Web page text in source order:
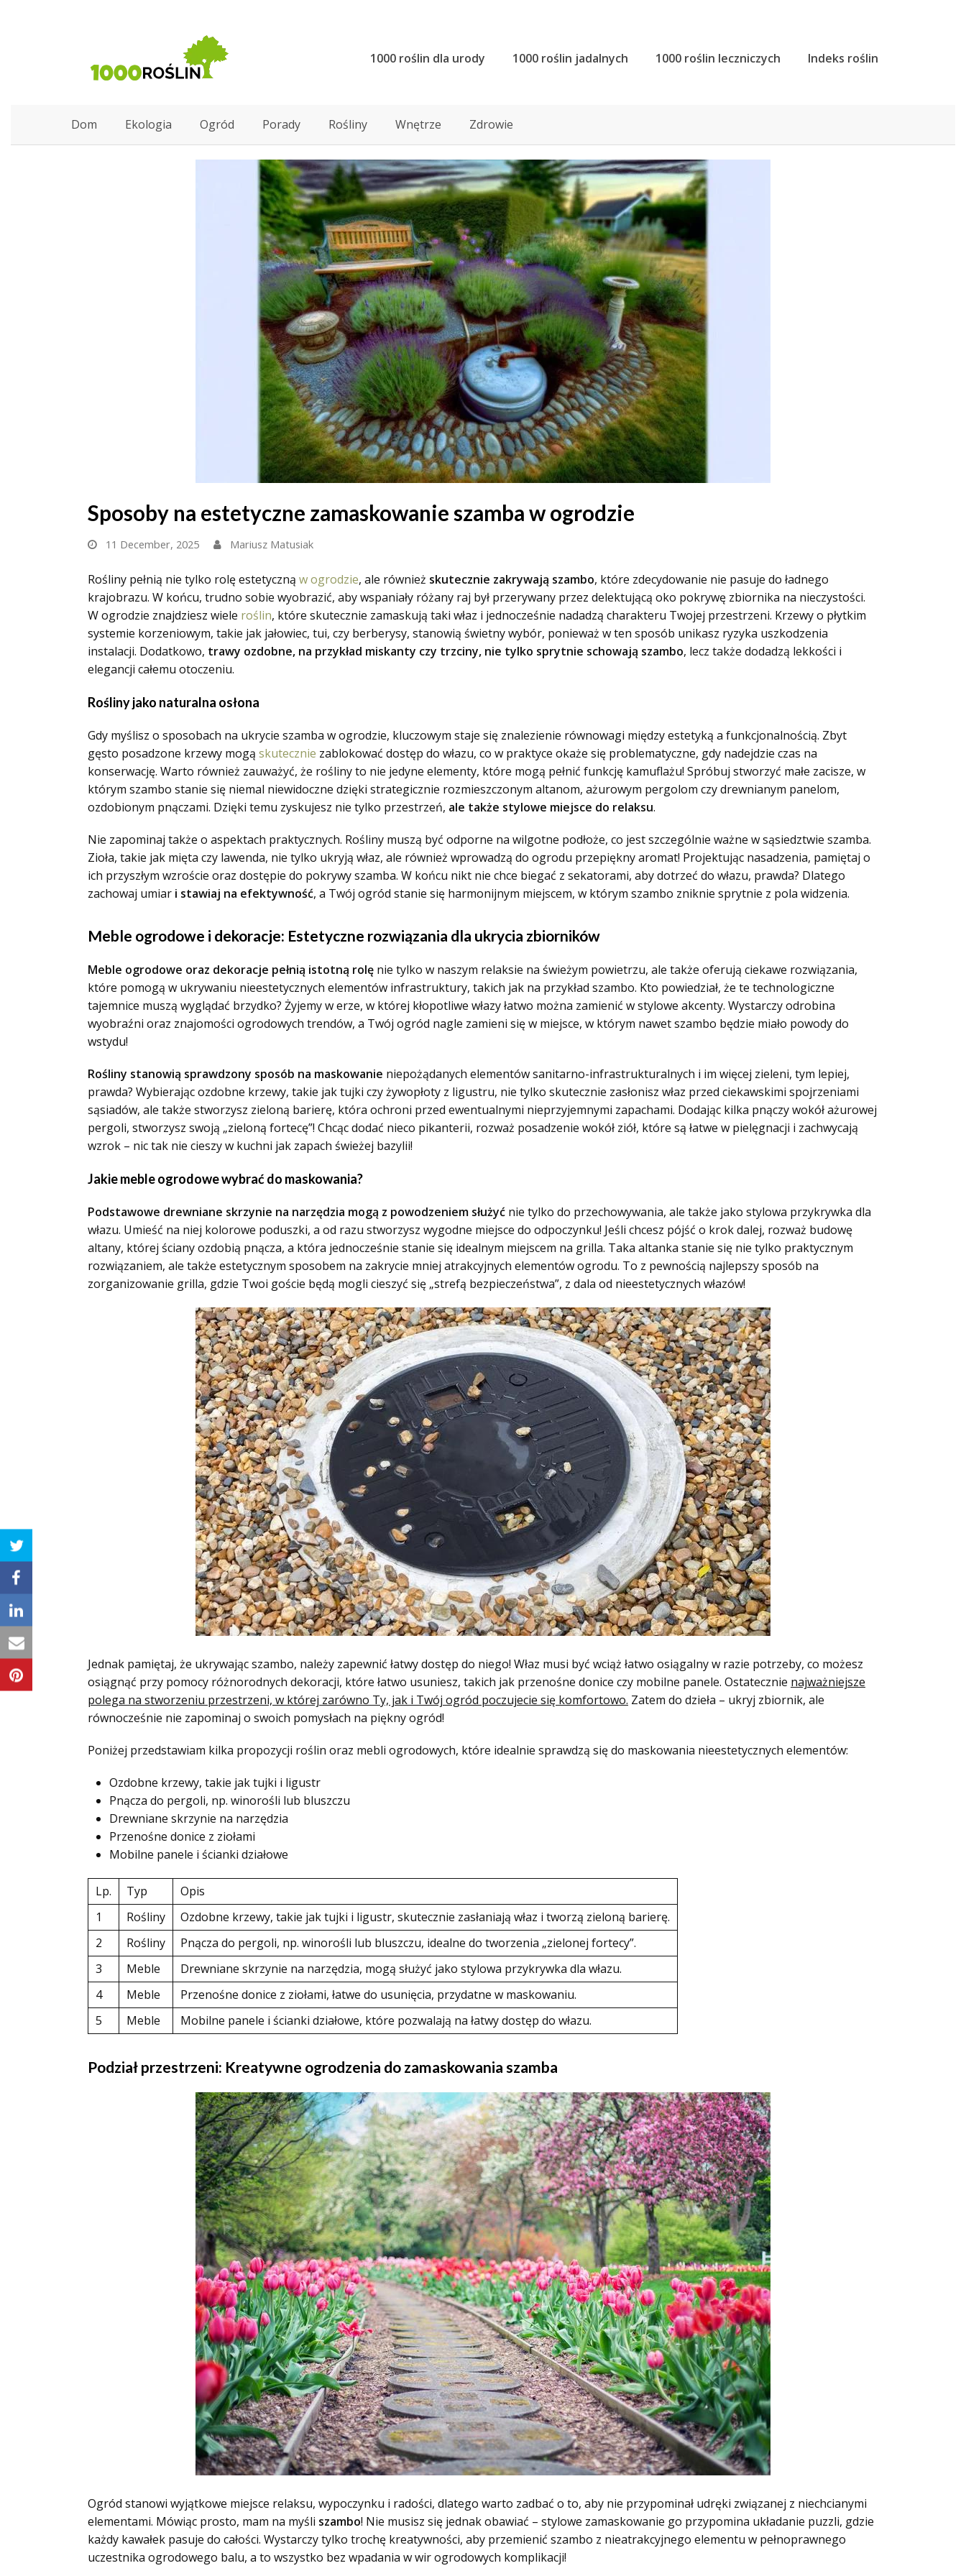
1000 roślin dla urody 1000 roślin jadalnych 1000 roślin leczniczych Indeks roślin
Dom Ekologia Ogród Porady Rośliny Wnętrze Zdrowie
Sposoby na estetyczne zamaskowanie szamba w ogrodzie
11 December, 2025 Mariusz Matusiak
Rośliny pełnią nie tylko rolę estetyczną w ogrodzie, ale również skutecznie zakrywają szambo, które zdecydowanie nie pasuje do ładnego
krajobrazu. W końcu, trudno sobie wyobrazić, aby wspaniały różany raj był przerywany przez delektującą oko pokrywę zbiornika na nieczystości.
W ogrodzie znajdziesz wiele roślin, które skutecznie zamaskują taki właz i jednocześnie nadadzą charakteru Twojej przestrzeni. Krzewy o płytkim
systemie korzeniowym, takie jak jałowiec, tui, czy berberysy, stanowią świetny wybór, ponieważ w ten sposób unikasz ryzyka uszkodzenia
instalacji. Dodatkowo, trawy ozdobne, na przykład miskanty czy trzciny, nie tylko sprytnie schowają szambo, lecz także dodadzą lekkości i
elegancji całemu otoczeniu.
Rośliny jako naturalna osłona
Gdy myślisz o sposobach na ukrycie szamba w ogrodzie, kluczowym staje się znalezienie równowagi między estetyką a funkcjonalnością. Zbyt
gęsto posadzone krzewy mogą skutecznie zablokować dostęp do włazu, co w praktyce okaże się problematyczne, gdy nadejdzie czas na
konserwację. Warto również zauważyć, że rośliny to nie jedyne elementy, które mogą pełnić funkcję kamuflażu! Spróbuj stworzyć małe zacisze, w
którym szambo stanie się niemal niewidoczne dzięki strategicznie rozmieszczonym altanom, ażurowym pergolom czy drewnianym panelom,
ozdobionym pnączami. Dzięki temu zyskujesz nie tylko przestrzeń, ale także stylowe miejsce do relaksu.
Nie zapominaj także o aspektach praktycznych. Rośliny muszą być odporne na wilgotne podłoże, co jest szczególnie ważne w sąsiedztwie szamba.
Zioła, takie jak mięta czy lawenda, nie tylko ukryją właz, ale również wprowadzą do ogrodu przepiękny aromat! Projektując nasadzenia, pamiętaj o
ich przyszłym wzroście oraz dostępie do pokrywy szamba. W końcu nikt nie chce biegać z sekatorami, aby dotrzeć do włazu, prawda? Dlatego
zachowaj umiar i stawiaj na efektywność, a Twój ogród stanie się harmonijnym miejscem, w którym szambo zniknie sprytnie z pola widzenia.
Meble ogrodowe i dekoracje: Estetyczne rozwiązania dla ukrycia zbiorników
Meble ogrodowe oraz dekoracje pełnią istotną rolę nie tylko w naszym relaksie na świeżym powietrzu, ale także oferują ciekawe rozwiązania,
które pomogą w ukrywaniu nieestetycznych elementów infrastruktury, takich jak na przykład szambo. Kto powiedział, że te technologiczne
tajemnice muszą wyglądać brzydko? Żyjemy w erze, w której kłopotliwe włazy łatwo można zamienić w stylowe akcenty. Wystarczy odrobina
wyobraźni oraz znajomości ogrodowych trendów, a Twój ogród nagle zamieni się w miejsce, w którym nawet szambo będzie miało powody do
wstydu!
Rośliny stanowią sprawdzony sposób na maskowanie niepożądanych elementów sanitarno-infrastrukturalnych i im więcej zieleni, tym lepiej,
prawda? Wybierając ozdobne krzewy, takie jak tujki czy żywopłoty z ligustru, nie tylko skutecznie zasłonisz właz przed ciekawskimi spojrzeniami
sąsiadów, ale także stworzysz zieloną barierę, która ochroni przed ewentualnymi nieprzyjemnymi zapachami. Dodając kilka pnączy wokół ażurowej
pergoli, stworzysz swoją „zieloną fortecę”! Chcąc dodać nieco pikanterii, rozważ posadzenie wokół ziół, które są łatwe w pielęgnacji i zachwycają
wzrok – nic tak nie cieszy w kuchni jak zapach świeżej bazylii!
Jakie meble ogrodowe wybrać do maskowania?
Podstawowe drewniane skrzynie na narzędzia mogą z powodzeniem służyć nie tylko do przechowywania, ale także jako stylowa przykrywka dla
włazu. Umieść na niej kolorowe poduszki, a od razu stworzysz wygodne miejsce do odpoczynku! Jeśli chcesz pójść o krok dalej, rozważ budowę
altany, której ściany ozdobią pnącza, a która jednocześnie stanie się idealnym miejscem na grilla. Taka altanka stanie się nie tylko praktycznym
rozwiązaniem, ale także estetycznym sposobem na zakrycie mniej atrakcyjnych elementów ogrodu. To z pewnością najlepszy sposób na
zorganizowanie grilla, gdzie Twoi goście będą mogli cieszyć się „strefą bezpieczeństwa”, z dala od nieestetycznych włazów!
Jednak pamiętaj, że ukrywając szambo, należy zapewnić łatwy dostęp do niego! Właz musi być wciąż łatwo osiągalny w razie potrzeby, co możesz
osiągnąć przy pomocy różnorodnych dekoracji, które łatwo usuniesz, takich jak przenośne donice czy mobilne panele. Ostatecznie najważniejsze
polega na stworzeniu przestrzeni, w której zarówno Ty, jak i Twój ogród poczujecie się komfortowo. Zatem do dzieła – ukryj zbiornik, ale
równocześnie nie zapominaj o swoich pomysłach na piękny ogród!
Poniżej przedstawiam kilka propozycji roślin oraz mebli ogrodowych, które idealnie sprawdzą się do maskowania nieestetycznych elementów:
Ozdobne krzewy, takie jak tujki i ligustr
Pnącza do pergoli, np. winorośli lub bluszczu
Drewniane skrzynie na narzędzia
Przenośne donice z ziołami
Mobilne panele i ścianki działowe
Lp. Typ
Opis
1
Rośliny
Ozdobne krzewy, takie jak tujki i ligustr, skutecznie zasłaniają właz i tworzą zieloną barierę.
2
Rośliny
Pnącza do pergoli, np. winorośli lub bluszczu, idealne do tworzenia „zielonej fortecy”.
3
Meble
Drewniane skrzynie na narzędzia, mogą służyć jako stylowa przykrywka dla włazu.
4
Meble
Przenośne donice z ziołami, łatwe do usunięcia, przydatne w maskowaniu.
5
Meble Mobilne panele i ścianki działowe, które pozwalają na łatwy dostęp do włazu.
Podział przestrzeni: Kreatywne ogrodzenia do zamaskowania szamba
Ogród stanowi wyjątkowe miejsce relaksu, wypoczynku i radości, dlatego warto zadbać o to, aby nie przypominał udręki związanej z niechcianymi
elementami. Mówiąc prosto, mam na myśli szambo! Nie musisz się jednak obawiać – stylowe zamaskowanie go przypomina układanie puzzli, gdzie
każdy kawałek pasuje do całości. Wystarczy tylko trochę kreatywności, aby przemienić szambo z nieatrakcyjnego elementu w pełnoprawnego
uczestnika ogrodowego balu, a to wszystko bez wpadania w wir ogrodowych komplikacji!